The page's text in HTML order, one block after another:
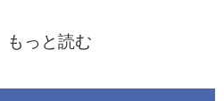
もっと読む